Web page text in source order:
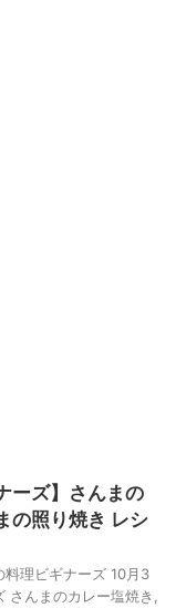
ーズ】さんまの
の照り焼き レシ
料理ビギナーズ 10月3
さんまのカレー塩焼き